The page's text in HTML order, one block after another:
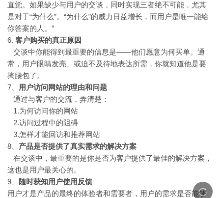
直觉。如果缺少与用户的交谈，同时实现三者绝不可能，尤其
是对于“为什么”。“为什么”的威力日益增长，而用户是唯一能给
你答案的人。”
6. 客户购买的真正原因
交谈中你能得到最重要的信息是——他们愿意为何买单。通
常，用户眼睛发亮、或迫不及待地表达所需，你就知道他是要
掏腰包了。
7、
用户访问网站的理由和问题
通过与客户的交流，弄清楚：
1.为何访问你的网站
2.访问过程中的阻碍
3.怎样才能回访和推荐网站
8、 产品是否提供了真实需求的解决方案
在交谈中，最重要的是你是否为客户提供了最佳的解决方案，
这也是用户最关心的。
9、
随时获知用户使用反馈
用户才是产品的最终的体验者和需要者，用户的需求是否能够